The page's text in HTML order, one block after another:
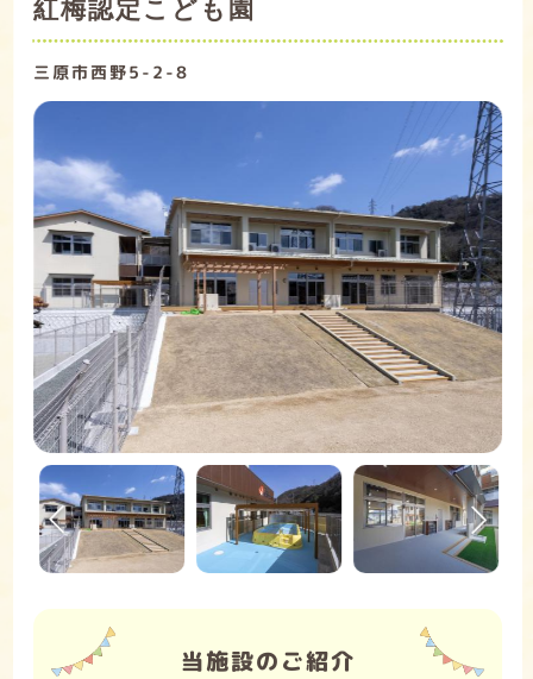
紅梅認定こども園
三原市西野5-2-8
当施設のご紹介